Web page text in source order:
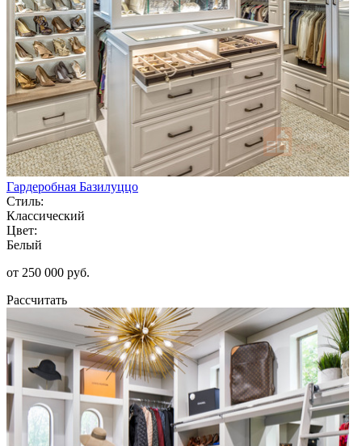
Гардеробная Базилуццо
Стиль:
Классический
Цвет:
Белый
от 250 000 руб.
Рассчитать